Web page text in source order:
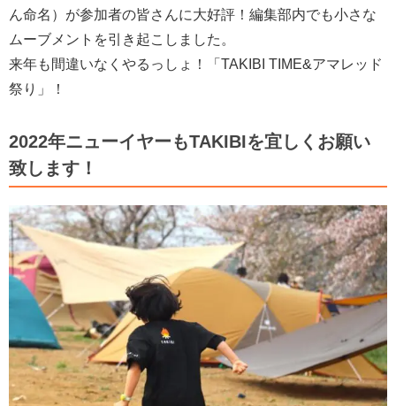
ん命名）が参加者の皆さんに大好評！編集部内でも小さな
ムーブメントを引き起こしました。
来年も間違いなくやるっしょ！「TAKIBI TIME&アマレッド
祭り」！
2022年ニューイヤーもTAKIBIを宜しくお願い
致します！